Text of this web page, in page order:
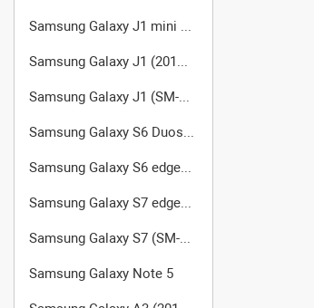
Samsung Galaxy J1 mini SM-J105
Samsung Galaxy J1 (2016) (SM-J120F/DS)
Samsung Galaxy J1 (SM-J100FN)
Samsung Galaxy S6 Duos SM-G920FD
Samsung Galaxy S6 edge+ SM-G928F
Samsung Galaxy S7 edge (SM-G935FD)
Samsung Galaxy S7 (SM-G930FD)
Samsung Galaxy Note 5